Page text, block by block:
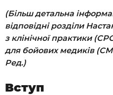
(Більш детальна
відповідні розділи
з клінічної практики
для бойових медиків
Ред.)
Вступ